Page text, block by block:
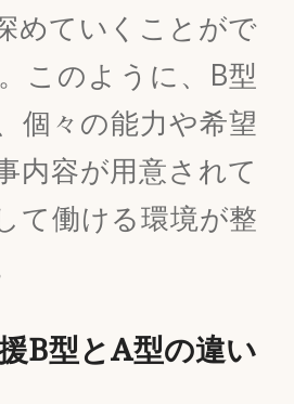
めていくことがで
このように、B型
個々の能力や希望
内容が用意されて
て働ける環境が整
B型とA型の違い